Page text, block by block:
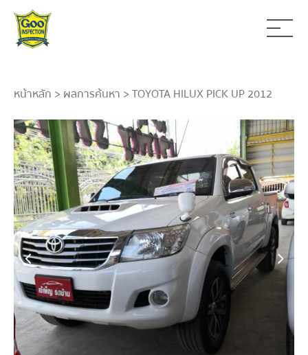
หน้าหลัก > ผลการค้นหา > TOYOTA HILUX PICK UP 2012